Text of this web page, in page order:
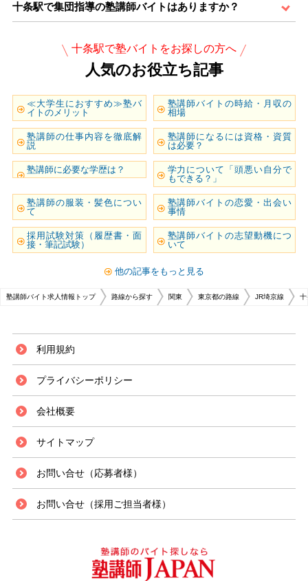
十条駅で集団指導の塾講師バイトはありますか？
十条駅で塾バイトをお探しの方へ
人気のお役立ち記事
≪大学生におすすめ≫塾バ
イトのメリット
塾講師バイトの時給・月収の
相場
塾講師の仕事内容を徹底解
説
塾講師になるには資格・資質
は必要？
塾講師に必要な学歴は？
学力について「頭悪い自分で
もできる？」
塾講師の服装・髪色につい
て
塾講師バイトの恋愛・出会い
事情
採用試験対策（履歴書・面
接・筆記試験）
塾講師バイトの志望動機につ
いて
他の記事をもっと見る
塾講師バイト求人情報トップ 路線から探す 関東 東京都の路線 JR埼京線 十
利用規約
プライバシーポリシー
会社概要
サイトマップ
お問い合せ（応募者様）
お問い合せ（採用ご担当者様）